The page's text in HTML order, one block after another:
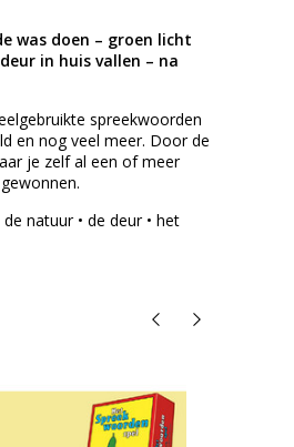
was doen – groen licht
in huis vallen – na
spreekwoorden
en nog veel meer. Door de
je zelf al een of meer
natuur • de deur • het